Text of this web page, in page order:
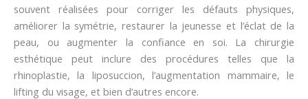
souvent réalisées pour corriger les défauts physiques,
améliorer la symétrie, restaurer la jeunesse et l’éclat de la
peau, ou augmenter la confiance en soi. La chirurgie
esthétique peut inclure des procédures telles que la
rhinoplastie, la liposuccion, l’augmentation mammaire, le
lifting du visage, et bien d’autres encore.